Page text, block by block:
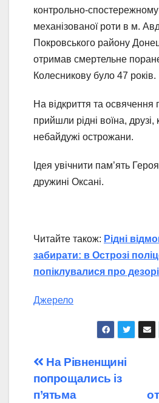
контрольно-спостережному
механізованої роти в м.
Покровського району
отримав смертельне
Колесникову було 47 років.
На відкриття та освячення
прийшли рідні воїна, друзі,
небайдужі острожани.
Ідея увічнити пам’ять
дружині Оксані.
Читайте також: Рідні
забирати: в Острозі
попіклувалися про
Джерело
Навігація
записів
На Рівненщині
попрощались із
п’ятьма